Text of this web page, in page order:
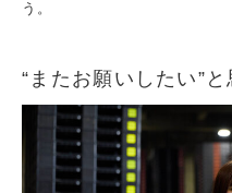
う。
“またお願いしたい”